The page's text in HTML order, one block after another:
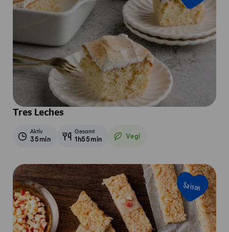
Tres Leches
Aktiv
35min
Gesamt
1h55min Vegi
Vegetarisch
Saison